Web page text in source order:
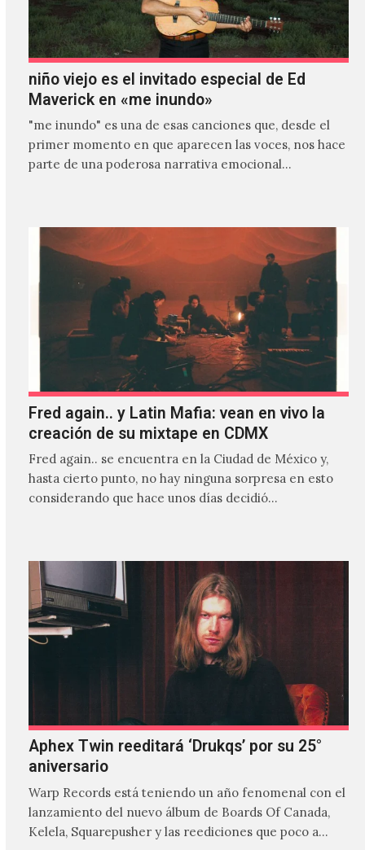
niño viejo es el invitado especial de Ed
Maverick en «me inundo»
"me inundo" es una de esas canciones que, desde el
primer momento en que aparecen las voces, nos hace
parte de una poderosa narrativa emocional…
Fred again.. y Latin Mafia: vean en vivo la
creación de su mixtape en CDMX
Fred again.. se encuentra en la Ciudad de México y,
hasta cierto punto, no hay ninguna sorpresa en esto
considerando que hace unos días decidió…
Aphex Twin reeditará ‘Drukqs’ por su 25°
aniversario
Warp Records está teniendo un año fenomenal con el
lanzamiento del nuevo álbum de Boards Of Canada,
Kelela, Squarepusher y las reediciones que poco a…